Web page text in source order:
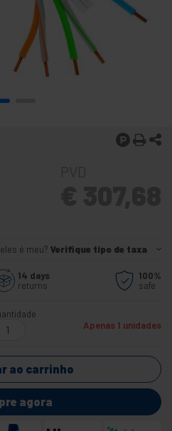
é meu? Verifique tipo de taxa
14 days
returns
100%
safe
Apenas 1 unidades
ao carrinho
agora